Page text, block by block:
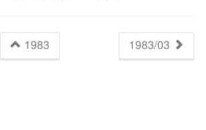
1983 1983/03